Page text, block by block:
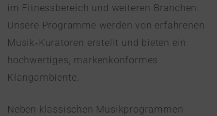
im Fitnessbereich und weiteren Branchen.
Unsere Programme werden von erfahrenen
Musik‑Kuratoren erstellt und bieten ein
hochwertiges, markenkonformes
Klangambiente.
Neben klassischen Musikprogrammen